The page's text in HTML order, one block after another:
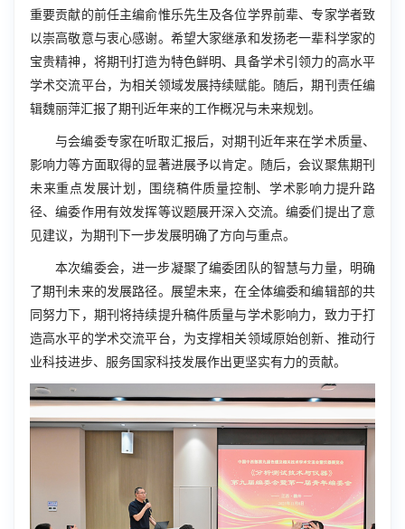
重要贡献的前任主编俞惟乐先生及各位学界前辈、专家学者致
以崇高敬意与衷心感谢。希望大家继承和发扬老一辈科学家的
宝贵精神，将期刊打造为特色鲜明、具备学术引领力的高水平
学术交流平台，为相关领域发展持续赋能。随后，期刊责任编
辑魏丽萍汇报了期刊近年来的工作概况与未来规划。
与会编委专家在听取汇报后，对期刊近年来在学术质量、
影响力等方面取得的显著进展予以肯定。随后，会议聚焦期刊
未来重点发展计划，围绕稿件质量控制、学术影响力提升路
径、编委作用有效发挥等议题展开深入交流。编委们提出了意
见建议，为期刊下一步发展明确了方向与重点。
本次编委会，进一步凝聚了编委团队的智慧与力量，明确
了期刊未来的发展路径。展望未来，在全体编委和编辑部的共
同努力下，期刊将持续提升稿件质量与学术影响力，致力于打
造高水平的学术交流平台，为支撑相关领域原始创新、推动行
业科技进步、服务国家科技发展作出更坚实有力的贡献。